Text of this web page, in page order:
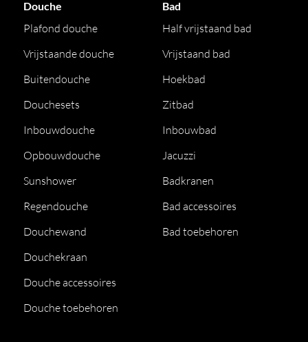
Douche
Plafond douche
Vrijstaande douche
Buitendouche
Douchesets
Inbouwdouche
Opbouwdouche
Sunshower
Regendouche
Douchewand
Douchekraan
Douche accessoires
Douche toebehoren
Bad
Half vrijstaand bad
Vrijstaand bad
Hoekbad
Zitbad
Inbouwbad
Jacuzzi
Badkranen
Bad accessoires
Bad toebehoren